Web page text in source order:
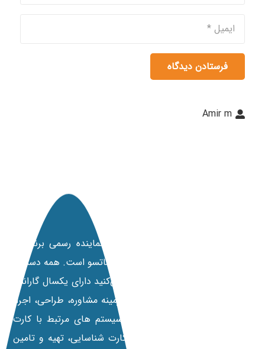
فرستادن دیدگاه
Amir m
شرکت مانی کارت با 20 سال سابقه نماینده رسمی برندهای
پرینترهای داسکام، نیسکا، فارگو و کانماتسو است. همه دستگاه‌
هایی که از نمایندگی رسمی خرید می‌کنید دارای یکسال گارانتی
تعویض می‌باشند. علاوه بر این در زمينه مشاوره، طراحی، اجرا،
فروش و خدمات پس از فروش سیستم های مرتبط با کارت
های هوشمند، پرينترهای صدور کارت شناسایی، تهیه و تامین